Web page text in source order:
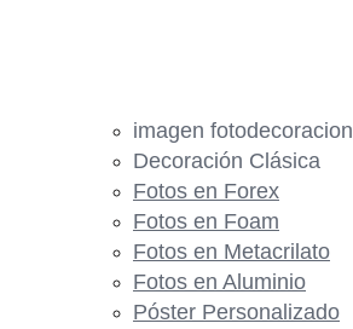
imagen fotodecoracion
Decoración Clásica
Fotos en Forex
Fotos en Foam
Fotos en Metacrilato
Fotos en Aluminio
Póster Personalizado